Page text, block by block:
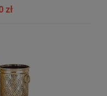
zł